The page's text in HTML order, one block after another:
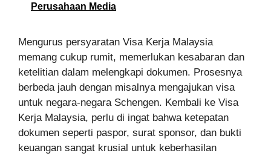
Perusahaan Media
Mengurus persyaratan Visa Kerja Malaysia
memang cukup rumit, memerlukan kesabaran dan
ketelitian dalam melengkapi dokumen. Prosesnya
berbeda jauh dengan misalnya mengajukan visa
untuk negara-negara Schengen. Kembali ke Visa
Kerja Malaysia, perlu di ingat bahwa ketepatan
dokumen seperti paspor, surat sponsor, dan bukti
keuangan sangat krusial untuk keberhasilan